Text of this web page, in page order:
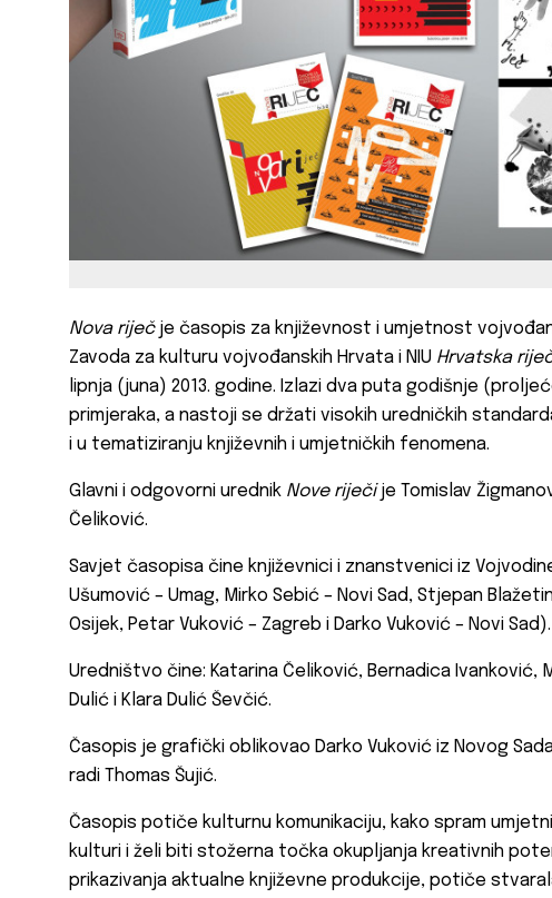
Nova riječje časopis za književnost i umjetnost
Zavoda za kulturu vojvođanskih Hrvata i NIU Hrvatska
lipnja (juna) 2013. godine. Izlazi dva puta godišnje
primjeraka, a nastoji se držati visokih uredničkih
i u tematiziranju književnih i umjetničkih fenomena.
Glavni i odgovorni urednik Nove riječije Tomislav
Čeliković.
Savjet časopisa čine književnici i znanstvenici iz
Ušumović – Umag, Mirko Sebić – Novi Sad, Stjepan
Osijek, Petar Vuković – Zagreb i Darko Vuković – Novi Sad).
Uredništvo čine: Katarina Čeliković, Bernadica Ivanković,
Dulić i Klara Dulić Ševčić.
Časopis je grafički oblikovao Darko Vuković iz Novog
radi Thomas Šujić.
Časopis potiče kulturnu komunikaciju, kako spram
kulturi i želi biti stožerna točka okupljanja kreativnih
prikazivanja aktualne književne produkcije, potiče